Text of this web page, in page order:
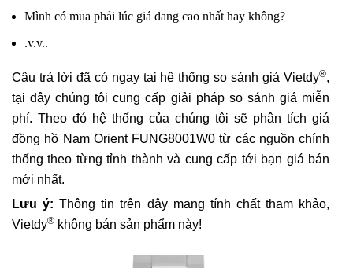
Mình có mua phải lúc giá đang cao nhất hay không?
.v.v..
Câu trả lời đã có ngay tại hệ thống so sánh giá Vietdy®,
tại đây chúng tôi cung cấp giải pháp so sánh giá miễn
phí. Theo đó hệ thống của chúng tôi sẽ phân tích giá
đồng hồ Nam Orient FUNG8001W0 từ các nguồn chính
thống theo từng tỉnh thành và cung cấp tới bạn giá bán
mới nhất.
Lưu ý: Thông tin trên đây mang tính chất tham khảo,
Vietdy® không bán sản phẩm này!